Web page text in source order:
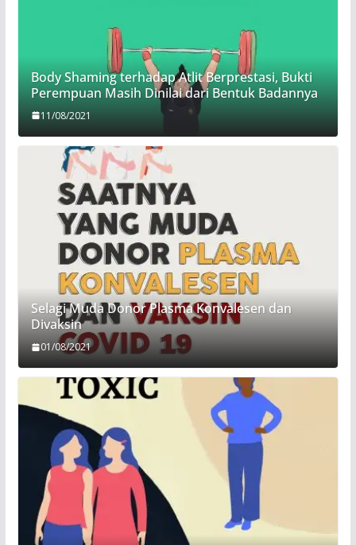
Body Shaming terhadap Atlit Berprestasi, Bukti
Perempuan Masih Dinilai dari Bentuk Badannya
11/08/2021
Selagi Muda Donor Plasma Konvalesen dan
Divaksin
01/08/2021